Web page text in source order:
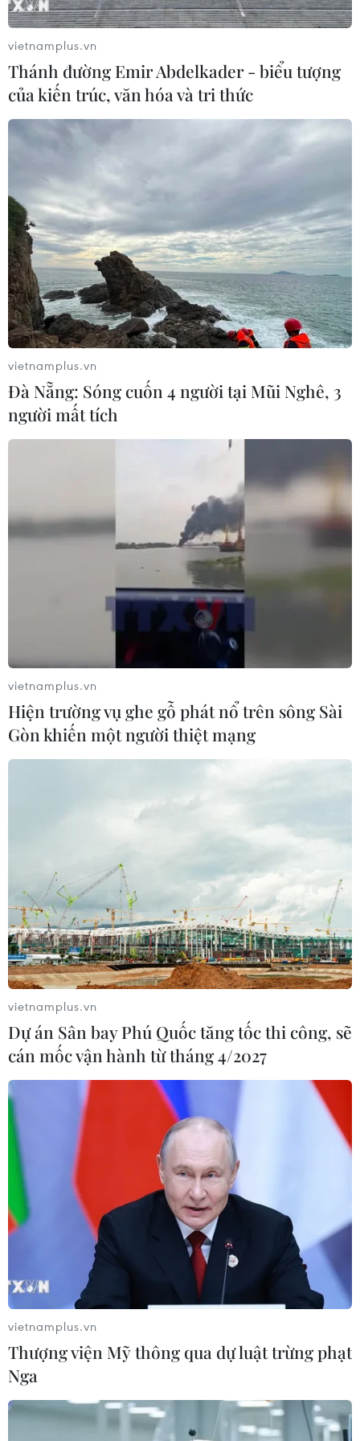
Cao Bằng: Phá thành công chuyên án mua
bán người dưới 16 tuổi
19/02/2023 11:56
Đứa trẻ này do 2 vợ chồng người Trung Quốc là Phùng
Lệ và Doãn Hiểu Long thuê 1 người phụ nữ Việt Nam
mang thai hộ; khi đang đưa bé vượt biên giới sang
Trung Quốc, bị các lực lượng chức năng bắt giữ.
Góp ý hoàn thiện pháp luật về phòng,
chống mua bán người
04/04/2023 07:47
Sau hơn 10 năm thi hành, Luật phòng, chống mua bán
người đã bộc lộ một số bất cập, hạn chế, dẫn đến giảm
hiệu quả của công tác phòng, ngừa và đấu tranh chống
vietnamplus.vn
Thánh đường Emir Abdelkader - biểu tượng
của kiến trúc, văn hóa và tri thức
vietnamplus.vn
Đà Nẵng: Sóng cuốn 4 người tại Mũi Nghê, 3
người mất tích
vietnamplus.vn
Hiện trường vụ ghe gỗ phát nổ trên sông Sài
Gòn khiến một người thiệt mạng
vietnamplus.vn
Dự án Sân bay Phú Quốc tăng tốc thi công, sẽ
cán mốc vận hành từ tháng 4/2027
vietnamplus.vn
Thượng viện Mỹ thông qua dự luật trừng phạt
Nga